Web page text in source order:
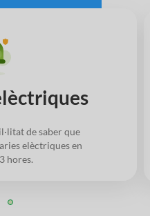
de saber que
elèctriques en
hores.